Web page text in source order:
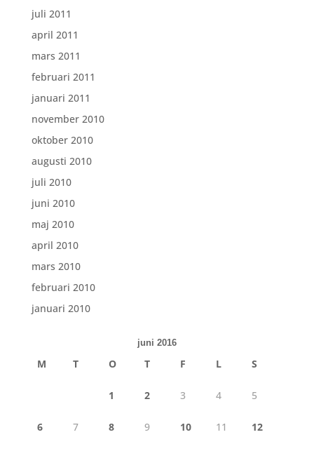
juli 2011
april 2011
mars 2011
februari 2011
januari 2011
november 2010
oktober 2010
augusti 2010
juli 2010
juni 2010
maj 2010
april 2010
mars 2010
februari 2010
januari 2010
juni 2016
M T O T F L S
1 2 3 4 5
6 7 8 9 10 11 12